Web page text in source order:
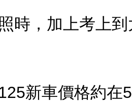
時，加上考上
新車價格約在